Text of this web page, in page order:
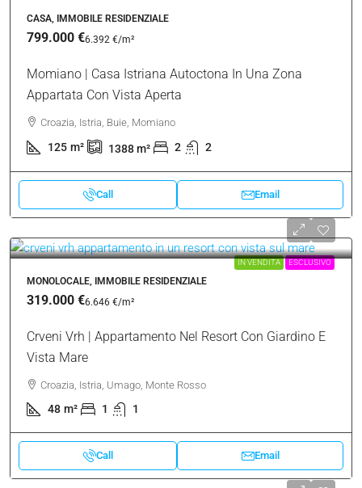
CASA, IMMOBILE RESIDENZIALE
799.000 €6.392 €/m²
Momiano | Casa Istriana Autoctona In Una Zona
Appartata Con Vista Aperta
Croazia, Istria, Buie, Momiano
125 m² 1388m² 2 2
Call Email
IN VENDITA ESCLUSIVO
MONOLOCALE, IMMOBILE RESIDENZIALE
319.000 €6.646 €/m²
Crveni Vrh | Appartamento Nel Resort Con Giardino E
Vista Mare
Croazia, Istria, Umago, Monte Rosso
48 m² 1 1
Call Email